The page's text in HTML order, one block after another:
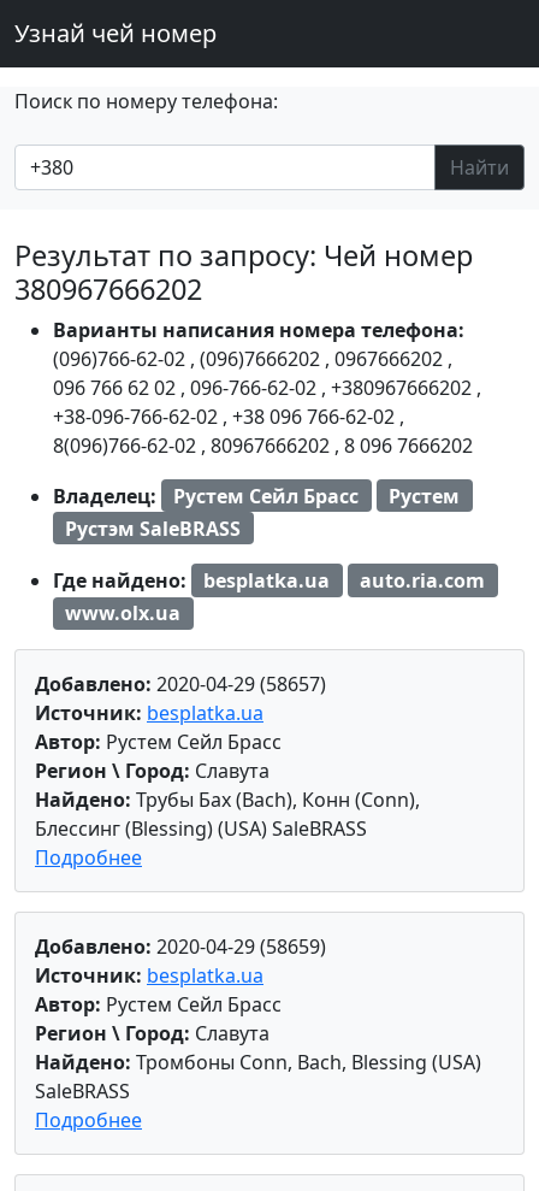
Узнай чей номер
Поиск по номеру телефона:
Найти
Результат по запросу: Чей номер
380967666202
Варианты написания номера телефона:
(096)766-62-02 , (096)7666202 , 0967666202 ,
096 766 62 02 , 096-766-62-02 , +380967666202 ,
+38-096-766-62-02 , +38 096 766-62-02 ,
8(096)766-62-02 , 80967666202 , 8 096 7666202
Владелец:
Рустем Сейл Брасс
Рустем
Рустэм SaleBRASS
Где найдено:
besplatka.ua
auto.ria.com
www.olx.ua
Добавлено: 2020-04-29 (58657)
Источник: besplatka.ua
Автор: Рустем Сейл Брасс
Регион \ Город: Славута
Найдено: Трубы Бах (Bach), Конн (Conn),
Блессинг (Blessing) (USA) SaleBRASS
Подробнее
Добавлено: 2020-04-29 (58659)
Источник: besplatka.ua
Автор: Рустем Сейл Брасс
Регион \ Город: Славута
Найдено: Тромбоны Conn, Bach, Blessing (USA)
SaleBRASS
Подробнее